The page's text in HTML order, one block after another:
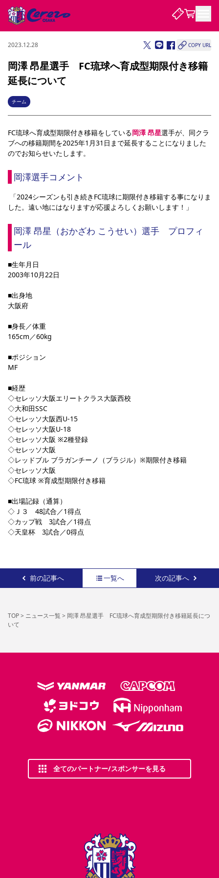
試合・チーム
試合について
試合日程 / 結果
チームについて
選手・スタッフ スケジュール メディア情報 アクセス レディース
アカデミー ハナサカプレーヤー 歴代所属選手
観戦する
チケット
チケット情報 販売スケジュール 価格・席種 購入方法
シーズンシート
法人シーズンシート 福祉サービス
団体チケット
特定興行入場券
譲渡サービス リセールサービス
初めて観戦ガイド キッズ向けサービス
観戦マナー&ルール
ビジターサポーター観戦ガイド 公式アプリ
スタジアム
YANMAR HANASAKA STADIUM
DAZNで観戦
DAZNで観戦
アウェイツアー
アウェイツアー
よくある質問
クラブを知る
セレッソ大阪について
サポートする
パートナー企業募集中 セレッソ大阪VISAカード サポートスタッフ
セレッソアイデアちょうだいな 応援商店街
サステナビリティ
活動レポート
スポーツクラブ
スポーツクラブ
長居公園 セレッソフットサルパーク
セレッソスポーツパーク舞洲
大人のサッカースクール
ファンクラブ
ファンクラブ
SAKURA SOCIO 招待券引換方法 まいセレチケット 会員規定
婚姻届・出生届・命名書
ニュース
すべて チーム グッズ チケット イベント
ファンクラブ
ホームタウン
アカデミー
2023.12.28 COPY URL
岡澤 昂星選手 FC琉球へ育成型期限付き移籍
延長について
チーム
FC琉球へ育成型期限付き移籍をしている岡澤 昂星選手が、同クラ
ブへの移籍期間を2025年1月31日まで延長することになりました
のでお知らせいたします。
岡澤選手コメント
「2024シーズンも引き続きFC琉球に期限付き移籍する事になりま
した。遠い地にはなりますが応援よろしくお願いします！」
岡澤 昂星（おかざわ こうせい）選手　プロフィ
ール
■生年月日
2003年10月22日
■出身地
大阪府
■身長／体重
165cm／60kg
■ポジション
MF
■経歴
◇セレッソ大阪エリートクラス大阪西校
◇大和田SSC
◇セレッソ大阪西U-15
◇セレッソ大阪U-18
◇セレッソ大阪 ※2種登録
◇セレッソ大阪
◇レッドブル ブラガンチーノ（ブラジル）※期限付き移籍
◇セレッソ大阪
◇FC琉球 ※育成型期限付き移籍
■出場記録（通算）
◇Ｊ３　48試合／1得点
◇カップ戦　3試合／1得点
◇天皇杯　3試合／0得点
前の記事へ 一覧へ 次の記事へ
TOP> ニュース一覧> 岡澤 昂星選手 FC琉球へ育成型期限付き移籍延長につ
いて
全てのパートナー/スポンサーを見る